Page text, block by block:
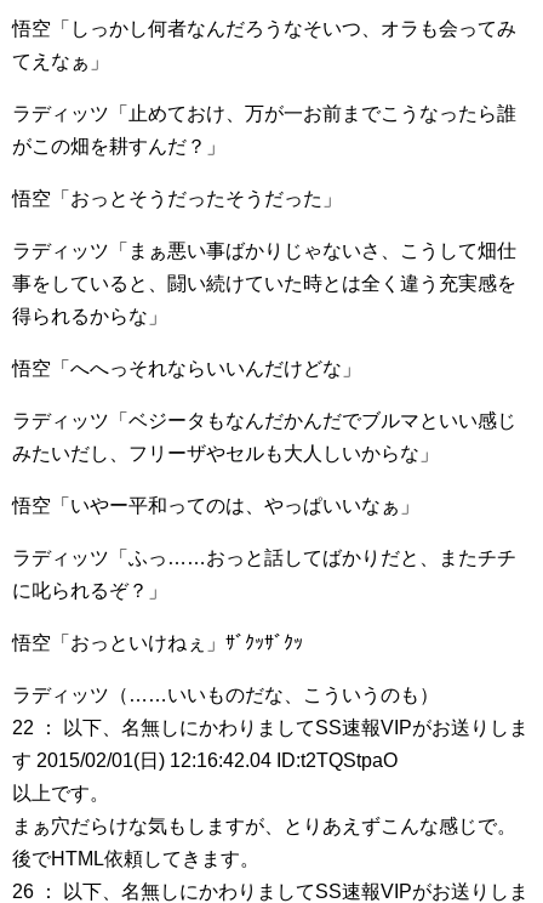
悟空「しっかし何者なんだろうなそいつ、オラも会ってみ
てえなぁ」
ラディッツ「止めておけ、万が一お前までこうなったら誰
がこの畑を耕すんだ？」
悟空「おっとそうだったそうだった」
ラディッツ「まぁ悪い事ばかりじゃないさ、こうして畑仕
事をしていると、闘い続けていた時とは全く違う充実感を
得られるからな」
悟空「へへっそれならいいんだけどな」
ラディッツ「ベジータもなんだかんだでブルマといい感じ
みたいだし、フリーザやセルも大人しいからな」
悟空「いやー平和ってのは、やっぱいいなぁ」
ラディッツ「ふっ……おっと話してばかりだと、またチチ
に叱られるぞ？」
悟空「おっといけねぇ」ｻﾞｸｯｻﾞｸｯ
ラディッツ（……いいものだな、こういうのも）
22 ： 以下、名無しにかわりましてSS速報VIPがお送りしま
す 2015/02/01(日) 12:16:42.04 ID:t2TQStpaO
以上です。
まぁ穴だらけな気もしますが、とりあえずこんな感じで。
後でHTML依頼してきます。
26 ： 以下、名無しにかわりましてSS速報VIPがお送りしま